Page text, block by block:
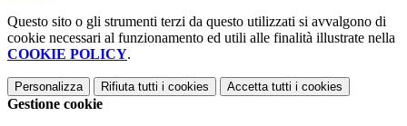
Questo sito o gli strumenti terzi da questo utilizzati si avvalgono di
cookie necessari al funzionamento ed utili alle finalità illustrate nella
COOKIE POLICY.
Personalizza Rifiuta tutti i cookies Accetta tutti i cookies
Gestione cookie